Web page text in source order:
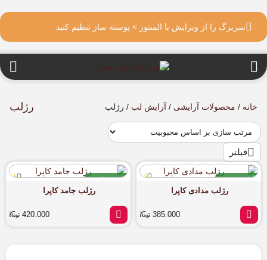
سربرگ را از ویرایش با المنتور > پوسته ساز تنظیم کنید
خانه / محصولات آرایشی / آرایش لب / رژ‌لب رژ‌لب
فیلتر
اورجینال
آماده ارسال
0
رژلب مدادی کاپرا
385.000
اورجینال
آماده ارسال
0
رژلب جامد کاپرا
420.000